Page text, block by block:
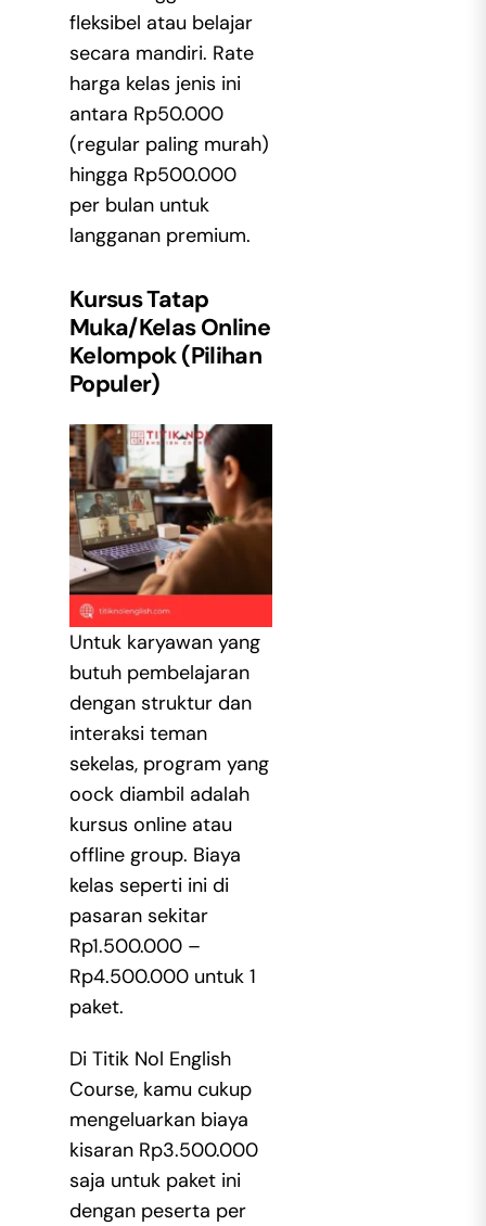
fleksibel atau belajar
secara mandiri. Rate
harga kelas jenis ini
antara Rp50.000
(regular paling murah)
hingga Rp500.000
per bulan untuk
langganan premium.
Kursus Tatap
Muka/Kelas Online
Kelompok (Pilihan
Populer)
Untuk karyawan yang
butuh pembelajaran
dengan struktur dan
interaksi teman
sekelas, program yang
oock diambil adalah
kursus online atau
offline group. Biaya
kelas seperti ini di
pasaran sekitar
Rp1.500.000 –
Rp4.500.000 untuk 1
paket.
Di Titik Nol English
Course, kamu cukup
mengeluarkan biaya
kisaran Rp3.500.000
saja untuk paket ini
dengan peserta per